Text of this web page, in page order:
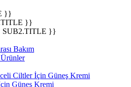
}}
}}
}}
Bakım
Ürünler
Ciltler İçin Güneş Kremi
Güneş Kremi